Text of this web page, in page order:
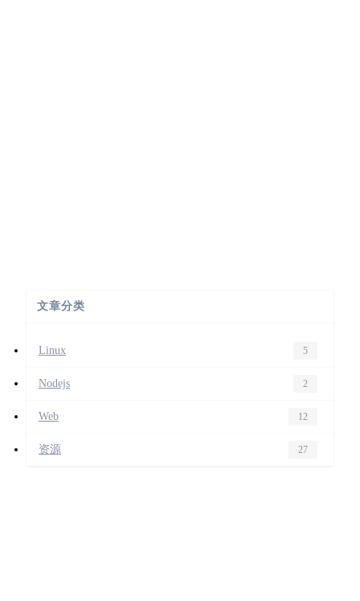
文章分类
Linux 5
Nodejs 2
Web 12
资源 27